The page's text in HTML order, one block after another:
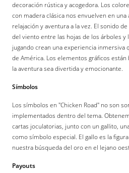
decoración rústica y acogedora. Los
con madera clásica nos envuelven en una
relajación y aventura a la vez. El sonido
del viento entre las hojas de los árboles
jugando crean una experiencia inmersiva
de América. Los elementos gráficos
la aventura sea divertida y emocionante.
Símbolos
Los símbolos en "Chicken Road" no son
implementados dentro del tema.
cartas joculatorias, junto con un gallito,
como símbolo especial. El gallo es la
nuestra búsqueda del oro en el lejano
Payouts